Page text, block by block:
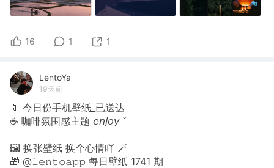
16 1 1
LentoYa
19天前
📱 今日份手机壁纸_已送达
☕️ 咖啡氛围感主题 𝘦𝘯𝘫𝘰𝘺 ˇ
🖼 换张壁纸 换个心情吖 🪄
🎁 @𝚕𝚎𝚗𝚝𝚘𝚊𝚙𝚙 每日壁纸 1741 期